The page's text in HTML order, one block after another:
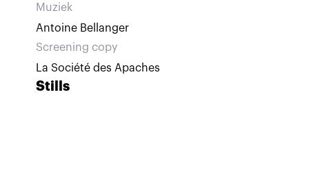
Muziek
Antoine Bellanger
Screening copy
La Société des Apaches
Stills